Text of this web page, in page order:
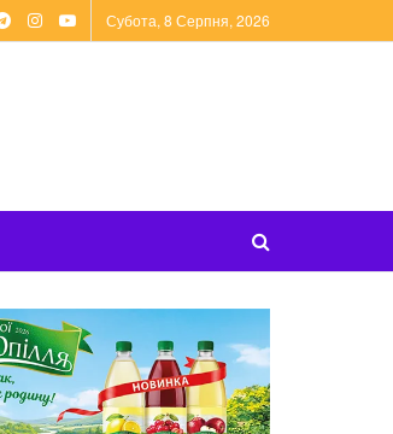
Субота, 8 Серпня, 2026